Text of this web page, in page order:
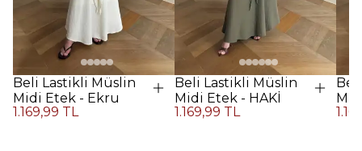
Beli Lastikli Müslin
Midi Etek - Ekru
1.169,99 TL
Beli Lastikli Müslin
Midi Etek - HAKİ
1.169,99 TL